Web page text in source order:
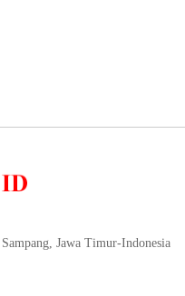
Jawa Timur-Indonesia